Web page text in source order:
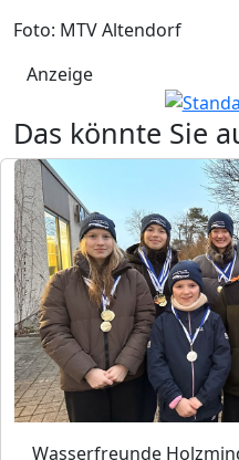
Foto: MTV Altendorf
Anzeige
Das könnte Sie
Wasserfreunde